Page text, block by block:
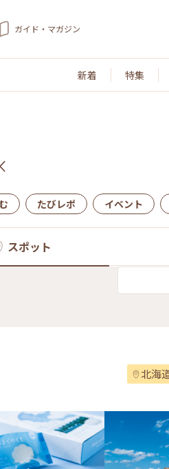
ガイド・マガジン
新着 特集
たびレポ イベント
スポット
北海